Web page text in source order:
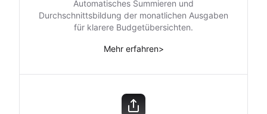
Automatisches Summieren und
Durchschnittsbildung der monatlichen Ausgaben
für klarere Budgetübersichten.
Mehr erfahren>